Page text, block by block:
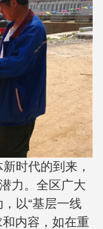
时代的到来，
力。全区广大
以“基层一线
内容，如在重